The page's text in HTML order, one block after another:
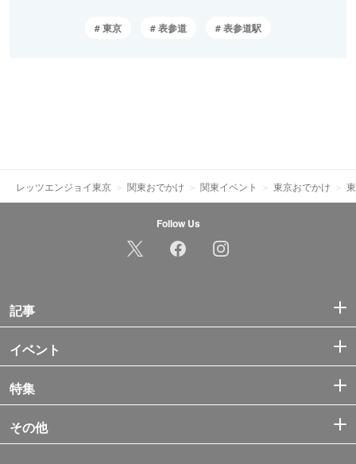
東京 表参道 表参道駅
レッツエンジョイ東京 関東おでかけ 関東イベント 東京おでかけ
Follow Us
記事
イベント
特集
その他